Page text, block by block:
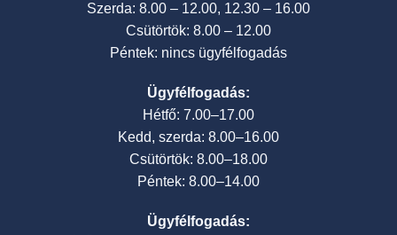
Szerda: 8.00 – 12.00, 12.30 – 16.00
Csütörtök: 8.00 – 12.00
Péntek: nincs ügyfélfogadás
Ügyfélfogadás:
Hétfő: 7.00–17.00
Kedd, szerda: 8.00–16.00
Csütörtök: 8.00–18.00
Péntek: 8.00–14.00
Ügyfélfogadás: